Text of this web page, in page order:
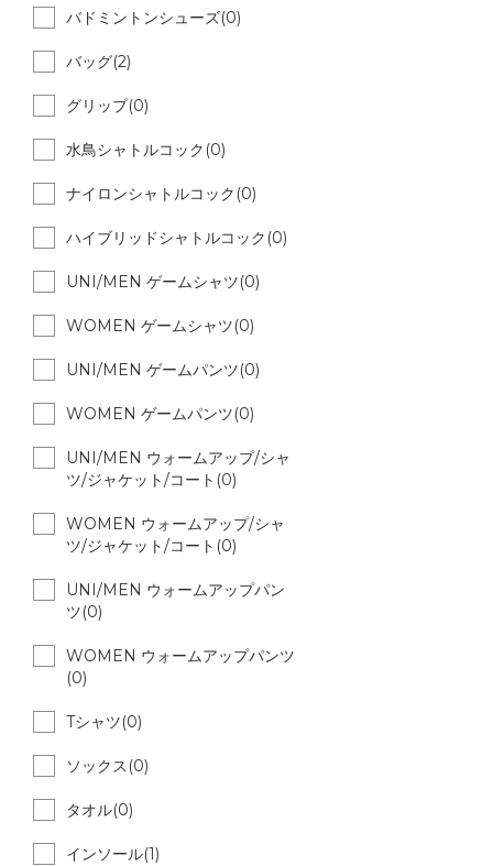
バドミントンシューズ(0)
バッグ(2)
グリップ(0)
水鳥シャトルコック(0)
ナイロンシャトルコック(0)
ハイブリッドシャトルコック(0)
UNI/MEN ゲームシャツ(0)
WOMEN ゲームシャツ(0)
UNI/MEN ゲームパンツ(0)
WOMEN ゲームパンツ(0)
UNI/MEN ウォームアップ/シャ
ツ/ジャケット/コート(0)
WOMEN ウォームアップ/シャ
ツ/ジャケット/コート(0)
UNI/MEN ウォームアップパン
ツ(0)
WOMEN ウォームアップパンツ
(0)
Tシャツ(0)
ソックス(0)
タオル(0)
インソール(1)